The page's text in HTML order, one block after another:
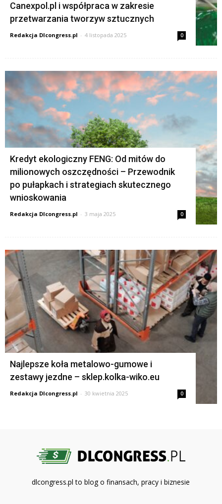
Canexpol.pl i współpraca w zakresie
przetwarzania tworzyw sztucznych
Redakcja Dlcongress.pl - 4 listopada 2025 0
Kredyt ekologiczny FENG: Od mitów do
milionowych oszczędności – Przewodnik
po pułapkach i strategiach skutecznego
wnioskowania
Redakcja Dlcongress.pl - 3 maja 2025 0
Najlepsze koła metalowo-gumowe i
zestawy jezdne – sklep.kolka-wiko.eu
Redakcja Dlcongress.pl - 30 kwietnia 2025 0
dlcongress.pl to blog o finansach, pracy i biznesie